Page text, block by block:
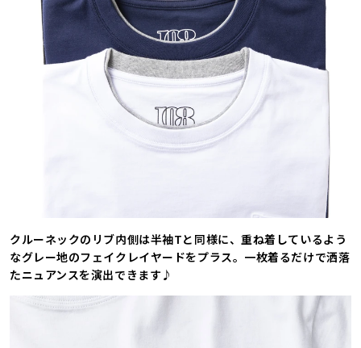
クルーネックのリブ内側は半袖Tと同様に、重ね着しているよう
なグレー地のフェイクレイヤードをプラス。一枚着るだけで洒落
たニュアンスを演出できます♪